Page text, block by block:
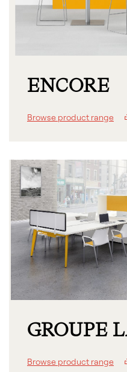
ENCORE
Browse product range
GROUPE
Browse product range